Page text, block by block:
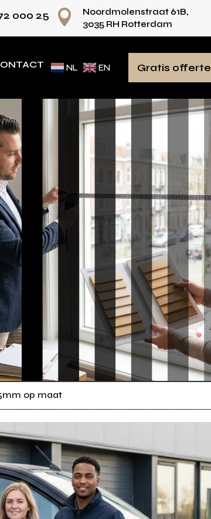
Persoonlijk advies voor iedere ruimte
000 25 
Noordmolenstraat 61B,
3035 RH Rotterdam
NL EN Gratis offerte
op maat